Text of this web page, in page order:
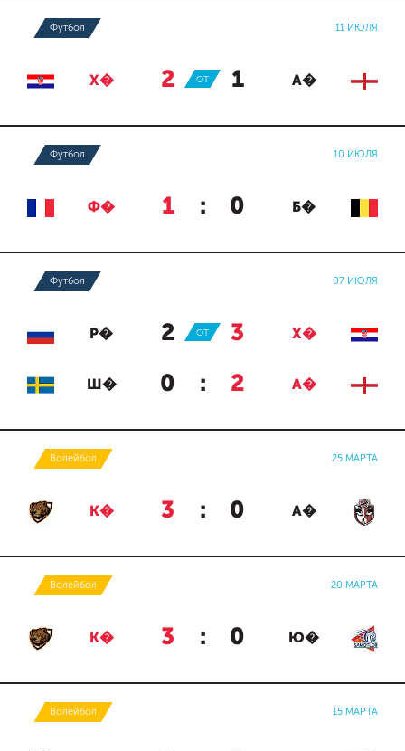
Футбол 11 ИЮЛЯ
Х� 2 : 1 А�
ОТ
Футбол 10 ИЮЛЯ
Ф� 1 : 0 Б�
Футбол 07 ИЮЛЯ
Р� 2 : 3 Х�
ОТ
Ш� 0 : 2 А�
Волейбол 25 МАРТА
К� 3 : 0 А�
Волейбол 20 МАРТА
К� 3 : 0 Ю�
Волейбол 15 МАРТА